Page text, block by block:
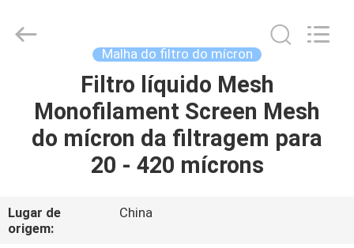
PRODUTOS
NÓS
Technology
Malha do filtro do mícron
Filtro líquido Mesh
Monofilament Screen Mesh
do mícron da filtragem para
20 - 420 mícrons
Lugar de
origem:
China